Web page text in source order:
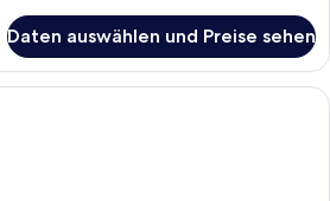
Daten auswählen und Preise sehen
Ein modernes Hotelzimmer mit